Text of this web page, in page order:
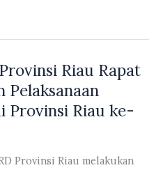
Riau Rapat
Pelaksanaan
Provinsi Riau ke-
Provinsi Riau melakukan